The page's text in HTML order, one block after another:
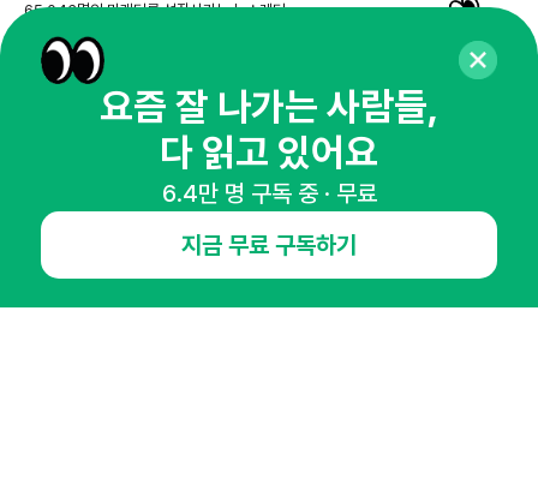
65,043명의 마케터를 성장시키는 뉴스레터
뉴스레터 구독하기
공지사항 제휴문의
인사이터 신청
뉴스레터
광고안내
요즘 잘 나가는 사람들,
다 읽고 있어요
6.4만 명 구독 중 · 무료
지금 무료 구독하기